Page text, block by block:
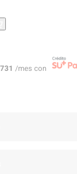
/mes con